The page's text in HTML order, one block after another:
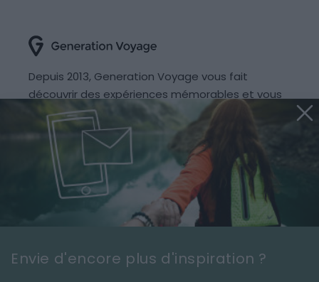
Depuis 2013, Generation Voyage vous fait
découvrir des expériences mémorables et vous
guide pour les vivre pleinement.
Qui sommes nous ?
Recrutement
Partenariats/Publicité
Contact
Envie d'encore plus d'inspiration ?